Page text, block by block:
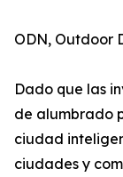
ODN, Outdoor
Dado que las
de alumbrado
ciudad
ciudades y